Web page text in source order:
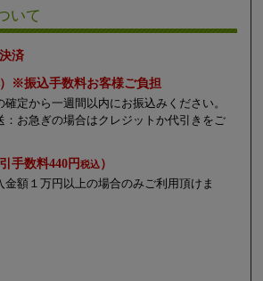
いて
済
※振込手数料お客様ご負担
定から一週間以内にお振込みください。
お急ぎの場合はクレジットか代引きをご
手数料440円税込）
額１万円以上の場合のみご利用頂けま